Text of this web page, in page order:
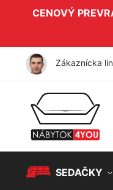
Skip to navigation
Skip to content
CENOVÝ
Zákaznícka
SEDAČKY